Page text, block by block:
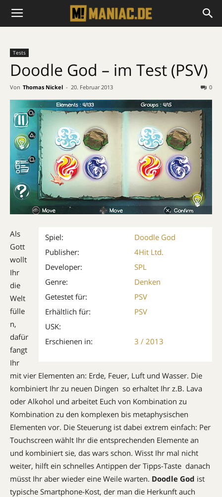
Tests
Doodle God – im Test (PSV)
Von Thomas Nickel - 20. Februar 2013 0
Spiel:
Doodle God
Publisher:
4Hit Ltd.
Developer:
SPL
Genre:
Denken
Getestet für:
PSV
Erhältlich für:
PSV
USK:
Erschienen in:
3 / 2013
Als
Gott
wollt
Ihr
die
Welt
fülle
n,
dafür
fangt
Ihr
mit vier Elementen an: Erde, Feuer, Luft und Wasser. Die
kombiniert Ihr zu neuen Dingen  so erhaltet Ihr z.B. Lava
oder Alkohol und arbeitet Euch von Kombination zu
Kombination zu den komplexen bis metaphysischen
Elementen vor. Die Steuerung ist dabei extrem einfach: Per
Touchscreen wählt Ihr die entsprechenden Elemente an
und kombiniert sie, das wars schon. Wisst Ihr mal nicht
weiter, hilft ein schnelles Antippen der Tipps-Taste  danach
müsst Ihr aber wieder eine Weile warten. Doodle God ist
typische Smartphone-Kost, der man die Herkunft auch